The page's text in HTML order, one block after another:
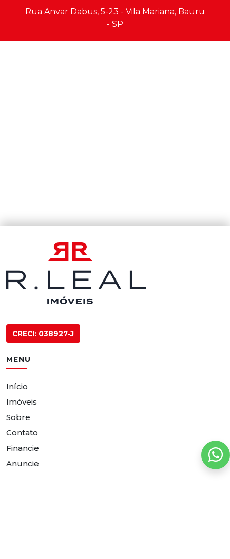
Rua Anvar Dabus, 5-23 - Vila Mariana, Bauru
- SP
CRECI: 038927-J
MENU
Início
Imóveis
Sobre
Contato
Financie
Anuncie